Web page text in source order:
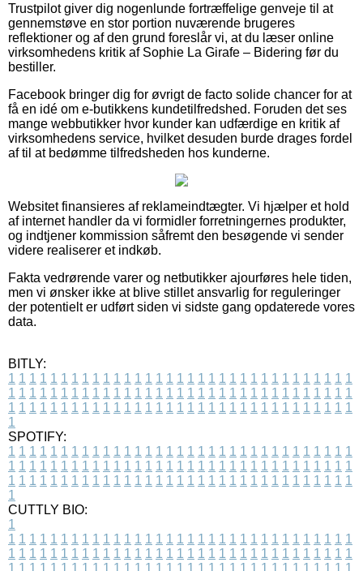
Trustpilot giver dig nogenlunde fortræffelige genveje til at
gennemstøve en stor portion nuværende brugeres
reflektioner og af den grund foreslår vi, at du læser online
virksomhedens kritik af Sophie La Girafe – Bidering før du
bestiller.
Facebook bringer dig for øvrigt de facto solide chancer for at
få en idé om e-butikkens kundetilfredshed. Foruden det ses
mange webbutikker hvor kunder kan udfærdige en kritik af
virksomhedens service, hvilket desuden burde drages fordel
af til at bedømme tilfredsheden hos kunderne.
Websitet finansieres af reklameindtægter. Vi hjælper et hold
af internet handler da vi formidler forretningernes produkter,
og indtjener kommission såfremt den besøgende vi sender
videre realiserer et indkøb.
Fakta vedrørende varer og netbutikker ajourføres hele tiden,
men vi ønsker ikke at blive stillet ansvarlig for reguleringer
der potentielt er udført siden vi sidste gang opdaterede vores
data.
BITLY:
1 1 1 1 1 1 1 1 1 1 1 1 1 1 1 1 1 1 1 1 1 1 1 1 1 1 1 1 1 1 1 1 1
1 1 1 1 1 1 1 1 1 1 1 1 1 1 1 1 1 1 1 1 1 1 1 1 1 1 1 1 1 1 1 1 1
1 1 1 1 1 1 1 1 1 1 1 1 1 1 1 1 1 1 1 1 1 1 1 1 1 1 1 1 1 1 1 1 1
1
SPOTIFY:
1 1 1 1 1 1 1 1 1 1 1 1 1 1 1 1 1 1 1 1 1 1 1 1 1 1 1 1 1 1 1 1 1
1 1 1 1 1 1 1 1 1 1 1 1 1 1 1 1 1 1 1 1 1 1 1 1 1 1 1 1 1 1 1 1 1
1 1 1 1 1 1 1 1 1 1 1 1 1 1 1 1 1 1 1 1 1 1 1 1 1 1 1 1 1 1 1 1 1
1
CUTTLY BIO:
1
1 1 1 1 1 1 1 1 1 1 1 1 1 1 1 1 1 1 1 1 1 1 1 1 1 1 1 1 1 1 1 1 1
1 1 1 1 1 1 1 1 1 1 1 1 1 1 1 1 1 1 1 1 1 1 1 1 1 1 1 1 1 1 1 1 1
1 1 1 1 1 1 1 1 1 1 1 1 1 1 1 1 1 1 1 1 1 1 1 1 1 1 1 1 1 1 1 1 1